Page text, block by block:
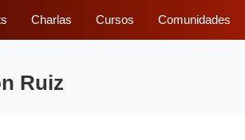
Charlas Cursos Comunidades
Ruiz